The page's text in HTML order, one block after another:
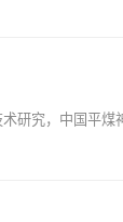
研究，中国平煤